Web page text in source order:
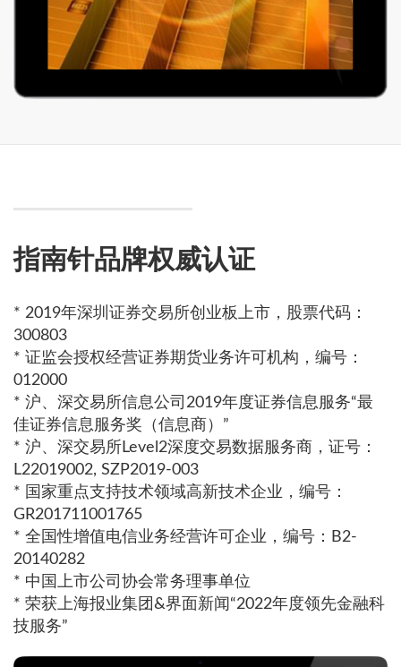
指南针品牌权威认证
* 2019年深圳证券交易所创业板上市，股票代码：
300803
* 证监会授权经营证券期货业务许可机构，编号：
012000
* 沪、深交易所信息公司2019年度证券信息服务“最
佳证券信息服务奖（信息商）”
* 沪、深交易所Level2深度交易数据服务商，证号：
L22019002, SZP2019-003
* 国家重点支持技术领域高新技术企业，编号：
GR201711001765
* 全国性增值电信业务经营许可企业，编号：B2-
20140282
* 中国上市公司协会常务理事单位
* 荣获上海报业集团&界面新闻“2022年度领先金融科
技服务”